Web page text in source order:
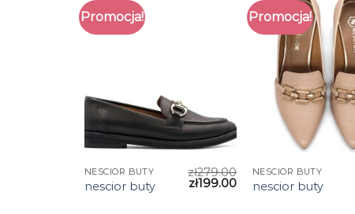
Promocja!
NESCIOR BUTY
nescior buty
zł279.00
zł199.00
Promocja!
NESCIOR BUTY
nescior buty